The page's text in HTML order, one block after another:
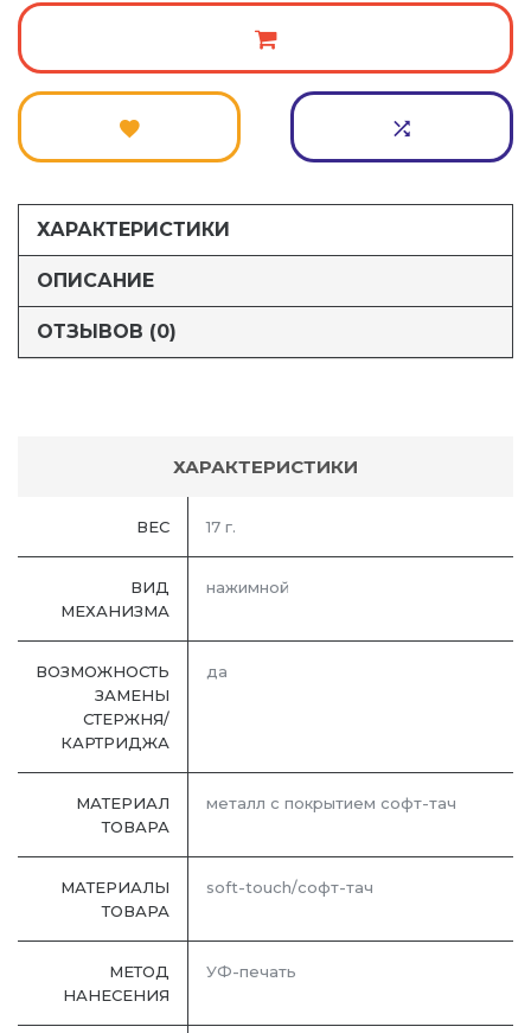
ХАРАКТЕРИСТИКИ
ОПИСАНИЕ
ОТЗЫВОВ (0)
ХАРАКТЕРИСТИКИ
ВЕС 17 г.
ВИД
МЕХАНИЗМА
нажимной
ВОЗМОЖНОСТЬ
ЗАМЕНЫ
СТЕРЖНЯ/
КАРТРИДЖА
да
МАТЕРИАЛ
ТОВАРА
металл с покрытием софт-тач
МАТЕРИАЛЫ
ТОВАРА
soft-touch/софт-тач
МЕТОД
НАНЕСЕНИЯ
УФ-печать